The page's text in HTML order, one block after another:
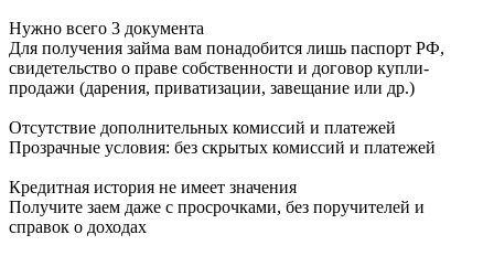
Нужно всего 3 документа
Для получения займа вам понадобится лишь паспорт РФ,
свидетельство о праве собственности и договор купли-
продажи (дарения, приватизации, завещание или др.)
Отсутствие дополнительных комиссий и платежей
Прозрачные условия: без скрытых комиссий и платежей
Кредитная история не имеет значения
Получите заем даже с просрочками, без поручителей и
справок о доходах